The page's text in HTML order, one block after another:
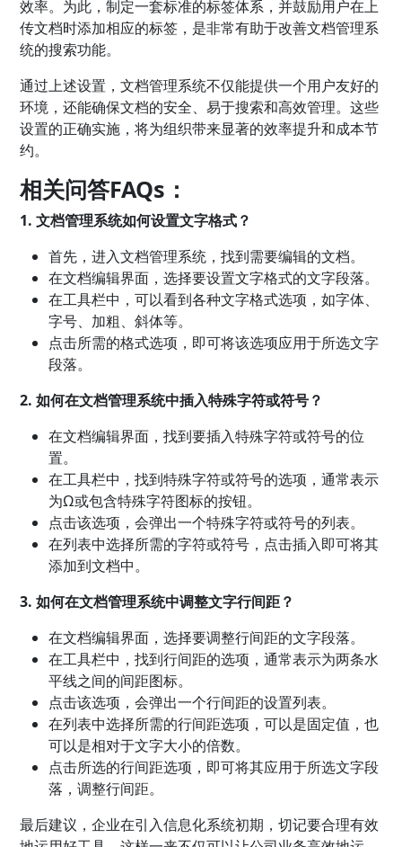
效率。为此，制定一套标准的标签体系，并鼓励用户在上
传文档时添加相应的标签，是非常有助于改善文档管理系
统的搜索功能。
通过上述设置，文档管理系统不仅能提供一个用户友好的
环境，还能确保文档的安全、易于搜索和高效管理。这些
设置的正确实施，将为组织带来显著的效率提升和成本节
约。
相关问答FAQs：
1. 文档管理系统如何设置文字格式？
首先，进入文档管理系统，找到需要编辑的文档。
在文档编辑界面，选择要设置文字格式的文字段落。
在工具栏中，可以看到各种文字格式选项，如字体、
字号、加粗、斜体等。
点击所需的格式选项，即可将该选项应用于所选文字
段落。
2. 如何在文档管理系统中插入特殊字符或符号？
在文档编辑界面，找到要插入特殊字符或符号的位
置。
在工具栏中，找到特殊字符或符号的选项，通常表示
为Ω或包含特殊字符图标的按钮。
点击该选项，会弹出一个特殊字符或符号的列表。
在列表中选择所需的字符或符号，点击插入即可将其
添加到文档中。
3. 如何在文档管理系统中调整文字行间距？
在文档编辑界面，选择要调整行间距的文字段落。
在工具栏中，找到行间距的选项，通常表示为两条水
平线之间的间距图标。
点击该选项，会弹出一个行间距的设置列表。
在列表中选择所需的行间距选项，可以是固定值，也
可以是相对于文字大小的倍数。
点击所选的行间距选项，即可将其应用于所选文字段
落，调整行间距。
最后建议，企业在引入信息化系统初期，切记要合理有效